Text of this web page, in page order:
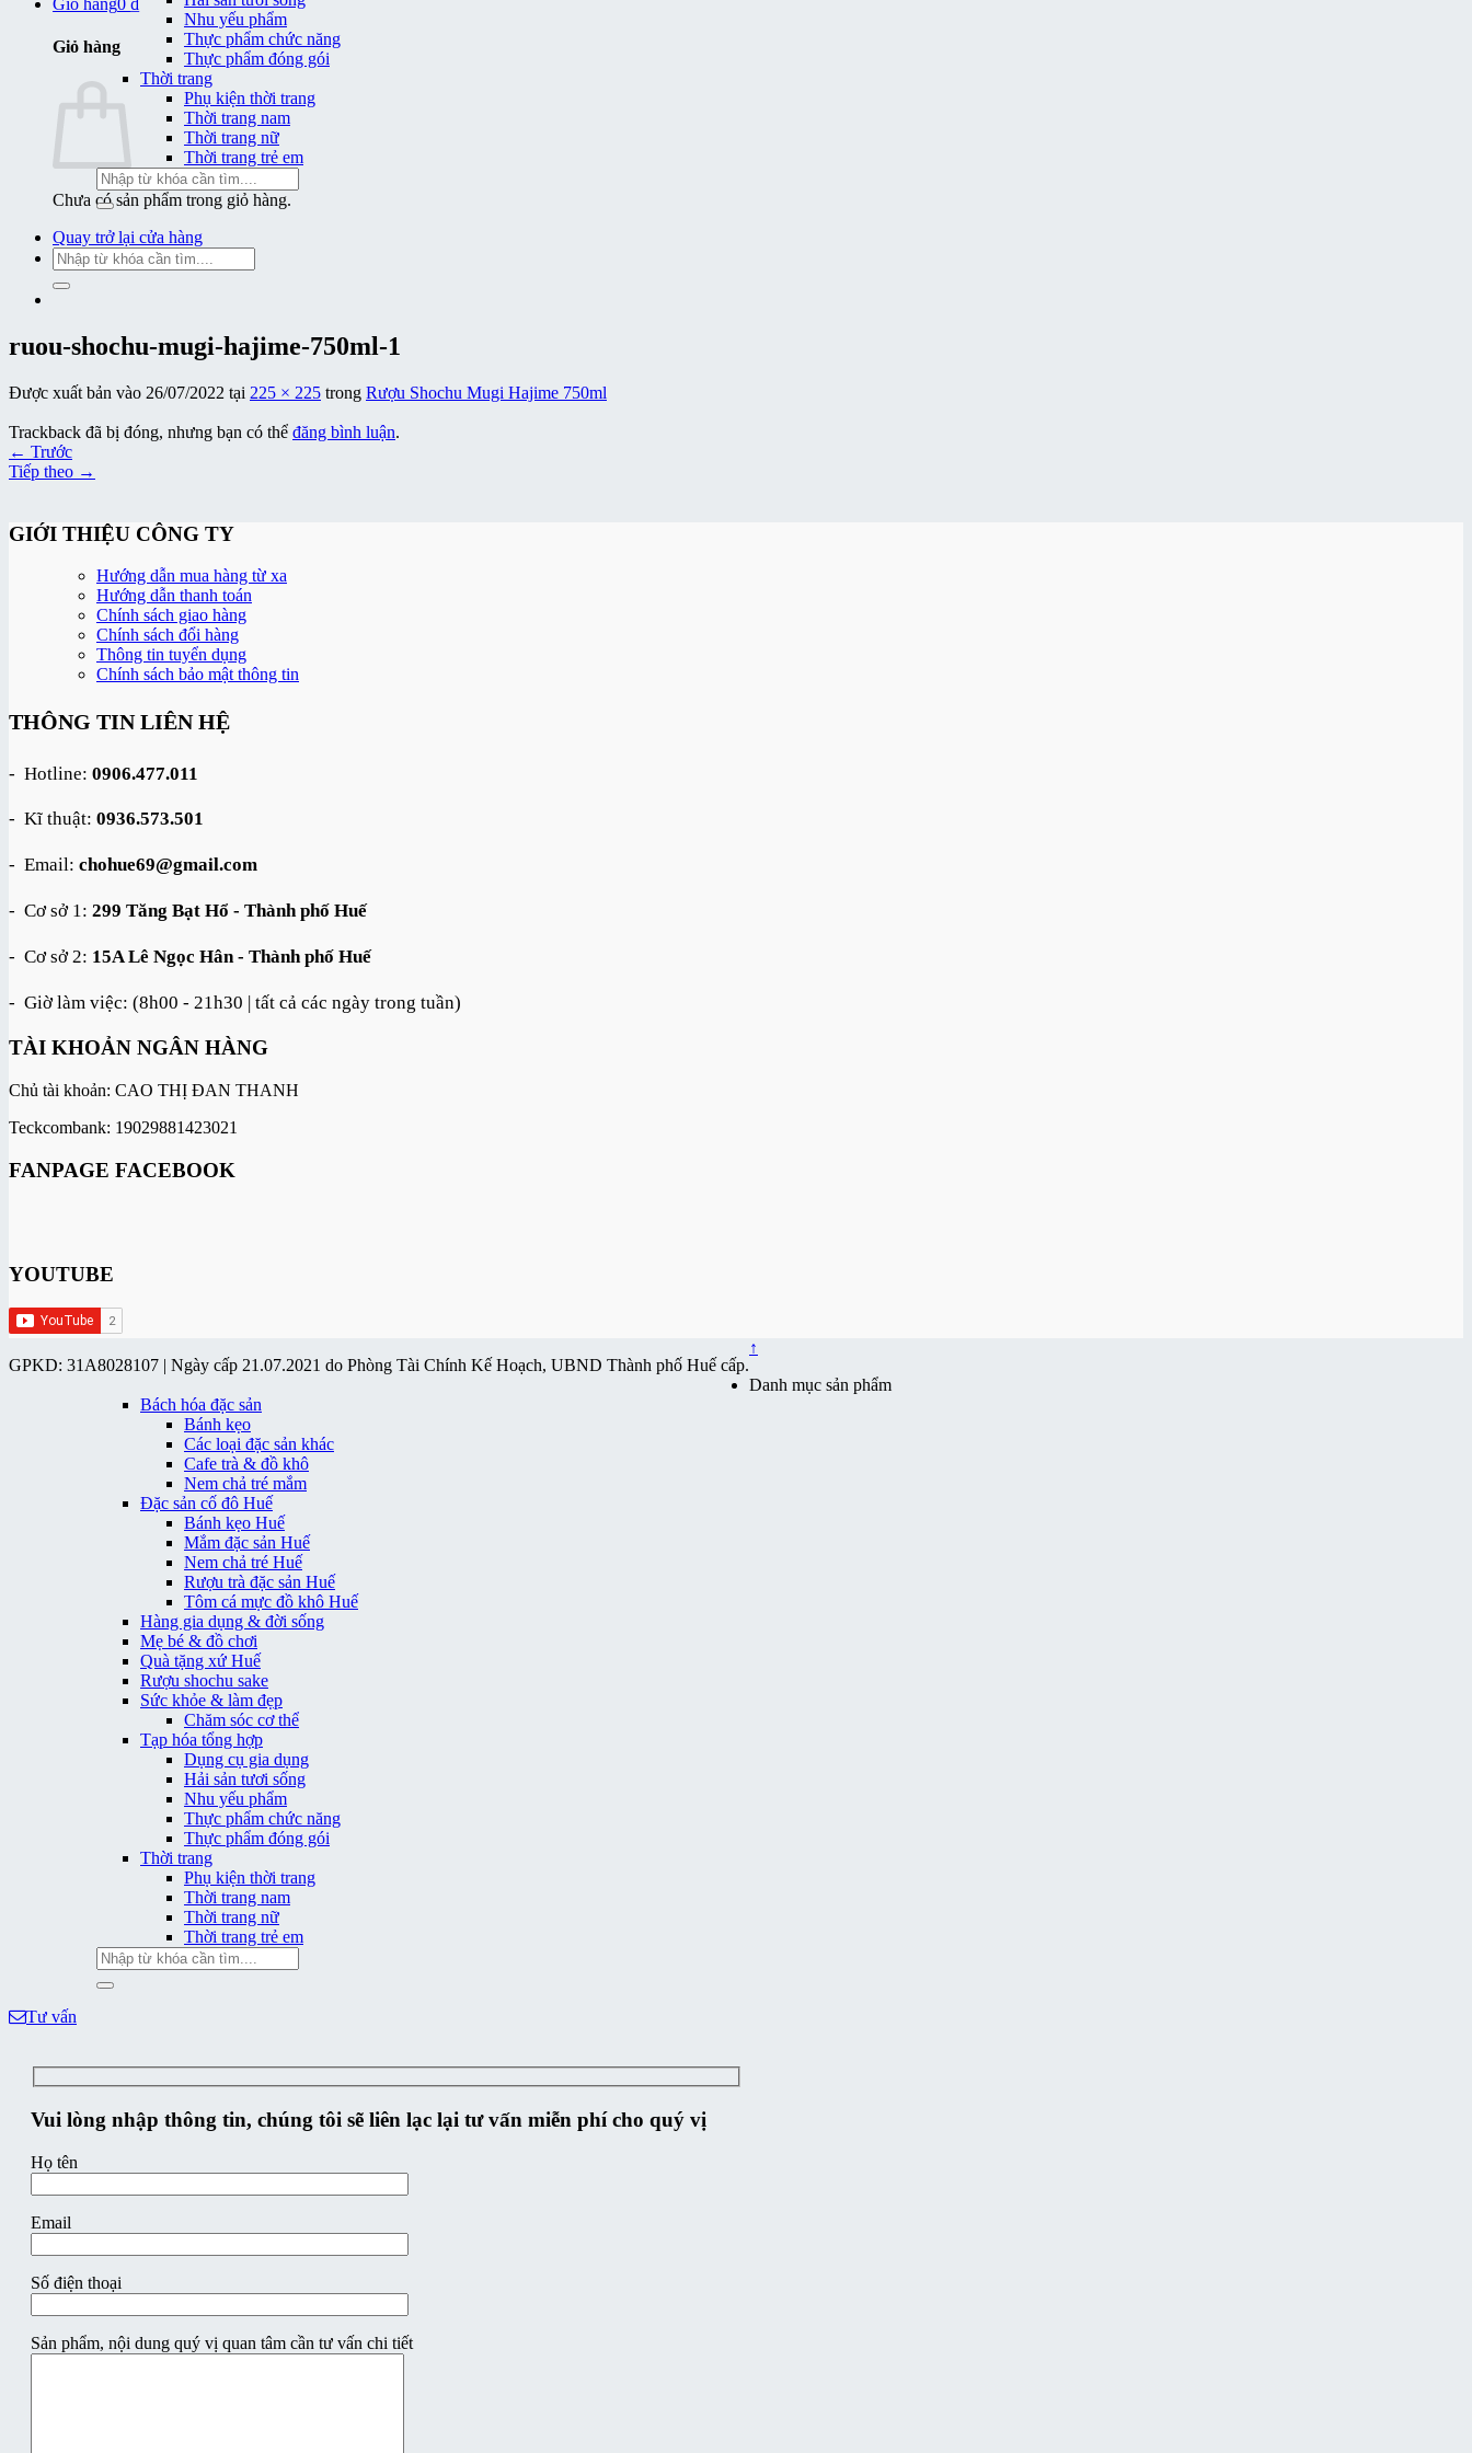
Giỏ hàng0 ₫
Giỏ hàng
Chưa có sản phẩm trong giỏ hàng.
Quay trở lại cửa hàng
Nhu yếu phẩm
Thực phẩm chức năng
Thực phẩm đóng gói
Thời trang
Phụ kiện thời trang
Thời trang nam
Thời trang nữ
Thời trang trẻ em
Tìm
kiếm:
Tìm
kiếm:
ruou-shochu-mugi-hajime-750ml-1
Được xuất bản vào 26/07/2022 tại 225 × 225 trong Rượu Shochu Mugi Hajime 750ml
Trackback đã bị đóng, nhưng bạn có thể đăng bình luận.
← Trước
Tiếp theo →
GIỚI THIỆU CÔNG TY
Hướng dẫn mua hàng từ xa
Hướng dẫn thanh toán
Chính sách giao hàng
Chính sách đổi hàng
Thông tin tuyển dụng
Chính sách bảo mật thông tin
THÔNG TIN LIÊN HỆ
- Hotline: 0906.477.011
- Kĩ thuật: 0936.573.501
- Email: chohue69@gmail.com
- Cơ sở 1: 299 Tăng Bạt Hổ - Thành phố Huế
- Cơ sở 2: 15A Lê Ngọc Hân - Thành phố Huế
- Giờ làm việc: (8h00 - 21h30 | tất cả các ngày trong tuần)
TÀI KHOẢN NGÂN HÀNG
Chủ tài khoản: CAO THỊ ĐAN THANH
Teckcombank: 19029881423021
FANPAGE FACEBOOK
YOUTUBE
GPKD: 31A8028107 | Ngày cấp 21.07.2021 do Phòng Tài Chính Kế Hoạch, UBND Thành phố Huế cấp.
↑
Danh mục sản phẩm
Bách hóa đặc sản
Bánh kẹo
Các loại đặc sản khác
Cafe trà & đồ khô
Nem chả tré mắm
Đặc sản cố đô Huế
Bánh kẹo Huế
Mắm đặc sản Huế
Nem chả tré Huế
Rượu trà đặc sản Huế
Tôm cá mực đồ khô Huế
Hàng gia dụng & đời sống
Mẹ bé & đồ chơi
Quà tặng xứ Huế
Rượu shochu sake
Sức khỏe & làm đẹp
Chăm sóc cơ thể
Tạp hóa tổng hợp
Dụng cụ gia dụng
Hải sản tươi sống
Nhu yếu phẩm
Thực phẩm chức năng
Thực phẩm đóng gói
Thời trang
Phụ kiện thời trang
Thời trang nam
Thời trang nữ
Thời trang trẻ em
Tìm
kiếm:
Tư vấn
Vui lòng nhập thông tin, chúng tôi sẽ liên lạc lại tư vấn miễn phí cho quý vị
Họ tên
Email
Số điện thoại
Sản phẩm, nội dung quý vị quan tâm cần tư vấn chi tiết